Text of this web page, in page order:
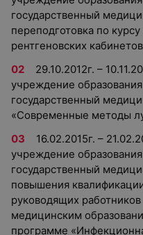
государственный
переподготовка по
рентгеновских
29.10.2012г. –
учреждение
государственный
«Современные методы
16.02.2015г. –
учреждение
государственный
повышения
руководящих
медицинским
программе